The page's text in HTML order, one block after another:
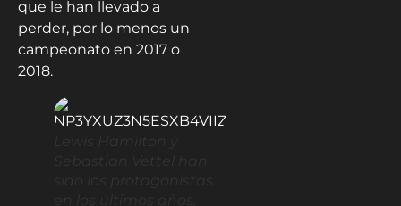
que le han llevado a
perder, por lo menos un
campeonato en 2017 o
2018.